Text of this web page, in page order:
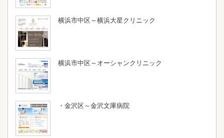
横浜市中区～横浜大星クリニック
横浜市中区～オーシャンクリニック
・金沢区～金沢文庫病院